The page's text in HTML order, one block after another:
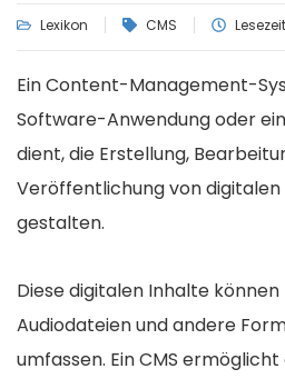
Lexikon CMS
Ein Content-Management-
Software-Anwendung oder
dient, die Erstellung,
Veröffentlichung von
gestalten.
Diese digitalen Inhalte können
Audiodateien und andere
umfassen. Ein CMS